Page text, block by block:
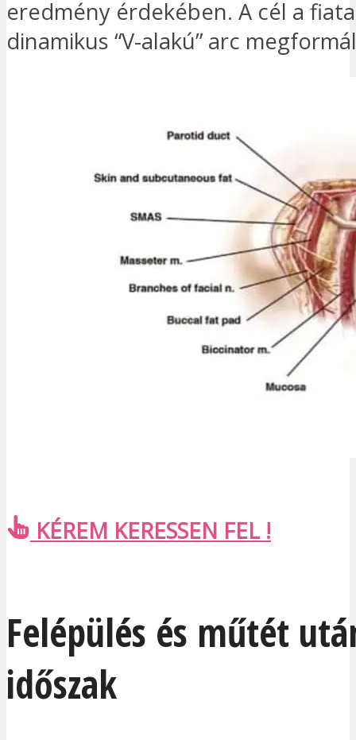
eredmény érdekében. A cél a
dinamikus “V-alakú” arc
KÉREM KERESSEN FEL !
Felépülés és műtét
időszak